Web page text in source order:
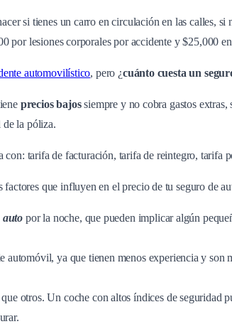
si tienes un carro en circulación en las
por lesiones corporales por accidente y $25,000
automovilístico, pero ¿cuánto cuesta un
precios bajossiempre y no cobra gastos
de la póliza.
con: tarifa de facturación, tarifa de reintegro,
que influyen en el precio de tu seguro de
auto por la noche, que pueden implicar algún
automóvil, ya que tienen menos experiencia y son
otros. Un coche con altos índices de seguridad